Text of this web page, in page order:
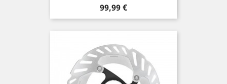
Prix
99,99 €